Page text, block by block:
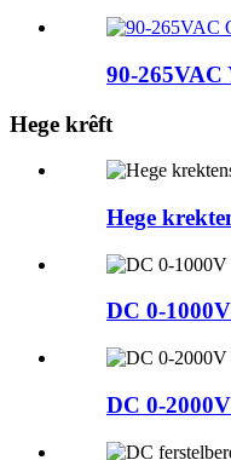
90-265VAC
Hege krêft
Hege
DC 0-
DC 0-